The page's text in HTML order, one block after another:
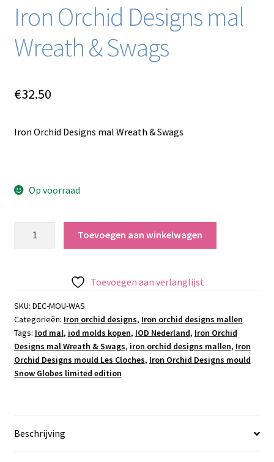
Iron Orchid Designs mal
Wreath & Swags
€32.50
Iron Orchid Designs mal Wreath & Swags
Op voorraad
&
Swags
aantal
Toevoegen aan winkelwagen
Toevoegen aan verlanglijst
SKU: DEC-MOU-WAS
Categorieën: Iron orchid designs, Iron orchid designs mallen
Tags: Iod mal, iod molds kopen, IOD Nederland, Iron Orchid
Designs mal Wreath & Swags, iron orchid designs mallen, Iron
Orchid Designs mould Les Cloches, Iron Orchid Designs mould
Snow Globes limited edition
Beschrijving